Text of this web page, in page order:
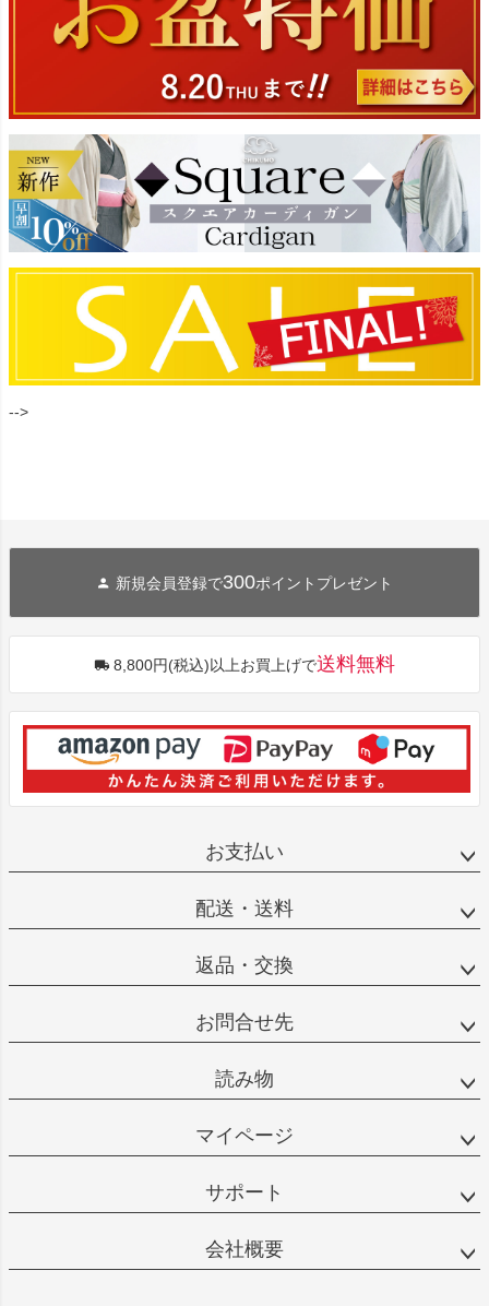
-->
新規会員登録で300ポイントプレゼント
8,800円(税込)以上お買上げで送料無料
お支払い
配送・送料
返品・交換
お問合せ先
読み物
マイページ
サポート
会社概要